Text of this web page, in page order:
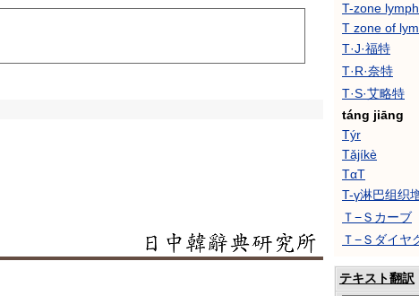
T-zone
T zone of
T·J·福特
T·R·奈特
T·S·艾略特
táng jiāng
Týr
Tǎjíkè
TαT
T-γ淋巴组织
Ｔ−Ｓカーブ
Ｔ−Ｓダイヤ
テキスト翻訳